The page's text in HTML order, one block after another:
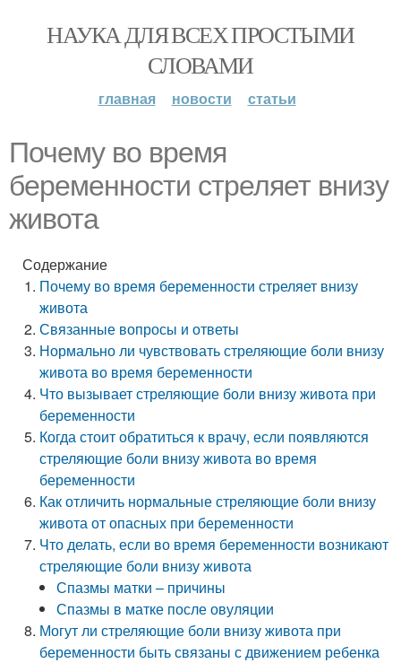
НАУКА ДЛЯ ВСЕХ ПРОСТЫМИ
СЛОВАМИ
главная новости статьи
Почему во время
беременности стреляет внизу
живота
Содержание
Почему во время беременности стреляет внизу
живота
Связанные вопросы и ответы
Нормально ли чувствовать стреляющие боли внизу
живота во время беременности
Что вызывает стреляющие боли внизу живота при
беременности
Когда стоит обратиться к врачу, если появляются
стреляющие боли внизу живота во время
беременности
Как отличить нормальные стреляющие боли внизу
живота от опасных при беременности
Что делать, если во время беременности возникают
стреляющие боли внизу живота
Спазмы матки – причины
Спазмы в матке после овуляции
Могут ли стреляющие боли внизу живота при
беременности быть связаны с движением ребенка